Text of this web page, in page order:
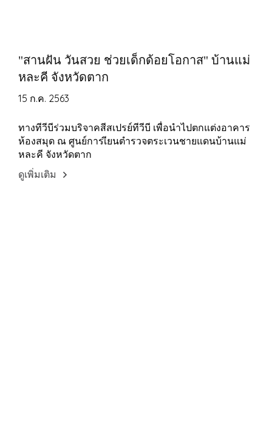
"สานฝัน วันสวย ช่วยเด็กด้อยโอกาส" บ้านแม่
หละคี จังหวัดตาก
15 ก.ค. 2563
ทางทีวีบีร่วมบริจาคสีสเปรย์ทีวีบี เพื่อนำไปตกแต่งอาคาร
ห้องสมุด ณ ศูนย์การเียนตำรวจตระเวนชายแดนบ้านแม่
หละคี จังหวัดตาก
ดูเพิ่มเติม